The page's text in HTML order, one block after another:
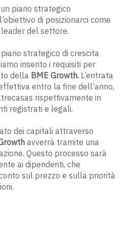
piano strategico
di posizionarci come
del settore.
strategico di crescita
inserito i requisiti per
della BME Growth.L’entrata
entro la fine dell’anno,
rispettivamente in
registrati e legali.
dei capitali attraverso
avverrà tramite una
Questo processo sarà
ai dipendenti, che
sul prezzo e sulla priorità